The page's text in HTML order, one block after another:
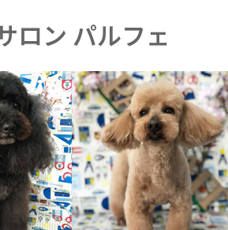
ロン パルフェ